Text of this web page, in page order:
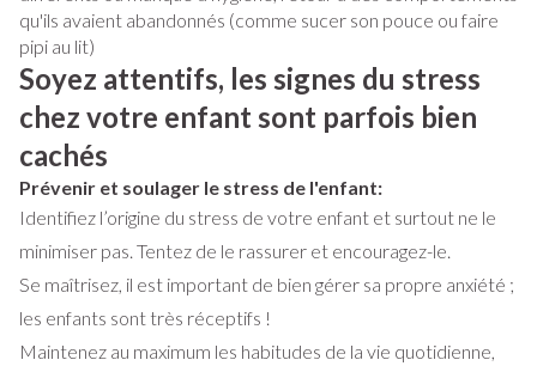
qu'ils avaient abandonnés (comme sucer son pouce ou faire
pipi au lit)
Soyez attentifs, les signes du stress
chez votre enfant sont parfois bien
cachés
Prévenir et soulager le stress de l'enfant:
Identifiez l’origine du stress de votre enfant et surtout ne le
minimiser pas. Tentez de le rassurer et encouragez-le.
Se maîtrisez, il est important de bien gérer sa propre anxiété ;
les enfants sont très réceptifs !
Maintenez au maximum les habitudes de la vie quotidienne,